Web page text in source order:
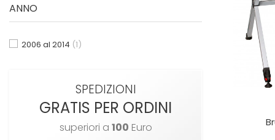
ANNO
2006 al 2014 (1)
SPEDIZIONI
GRATIS PER ORDINI
superiori a 100 Euro